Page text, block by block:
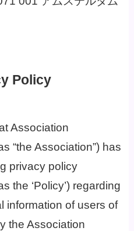
Policy
Association
“the Association”) has
privacy policy
the ‘Policy’) regarding
information of users of
the Association